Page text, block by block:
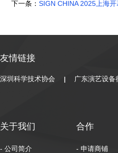
下一条： SIGN CHINA 2025上海
友情链接
深圳科学技术协会 广东演艺设备
关于我们
- 公司简介
合作
- 申请商铺